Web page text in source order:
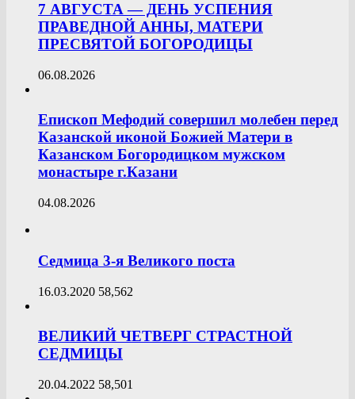
7 АВГУСТА — ДЕНЬ УСПЕНИЯ
ПРАВЕДНОЙ АННЫ, МАТЕРИ
ПРЕСВЯТОЙ БОГОРОДИЦЫ
06.08.2026
Епископ Мефодий совершил молебен перед
Казанской иконой Божией Матери в
Казанском Богородицком мужском
монастыре г.Казани
04.08.2026
Седмица 3-я Великого поста
16.03.2020 58,562
ВЕЛИКИЙ ЧЕТВЕРГ СТРАСТНОЙ
СЕДМИЦЫ
20.04.2022 58,501